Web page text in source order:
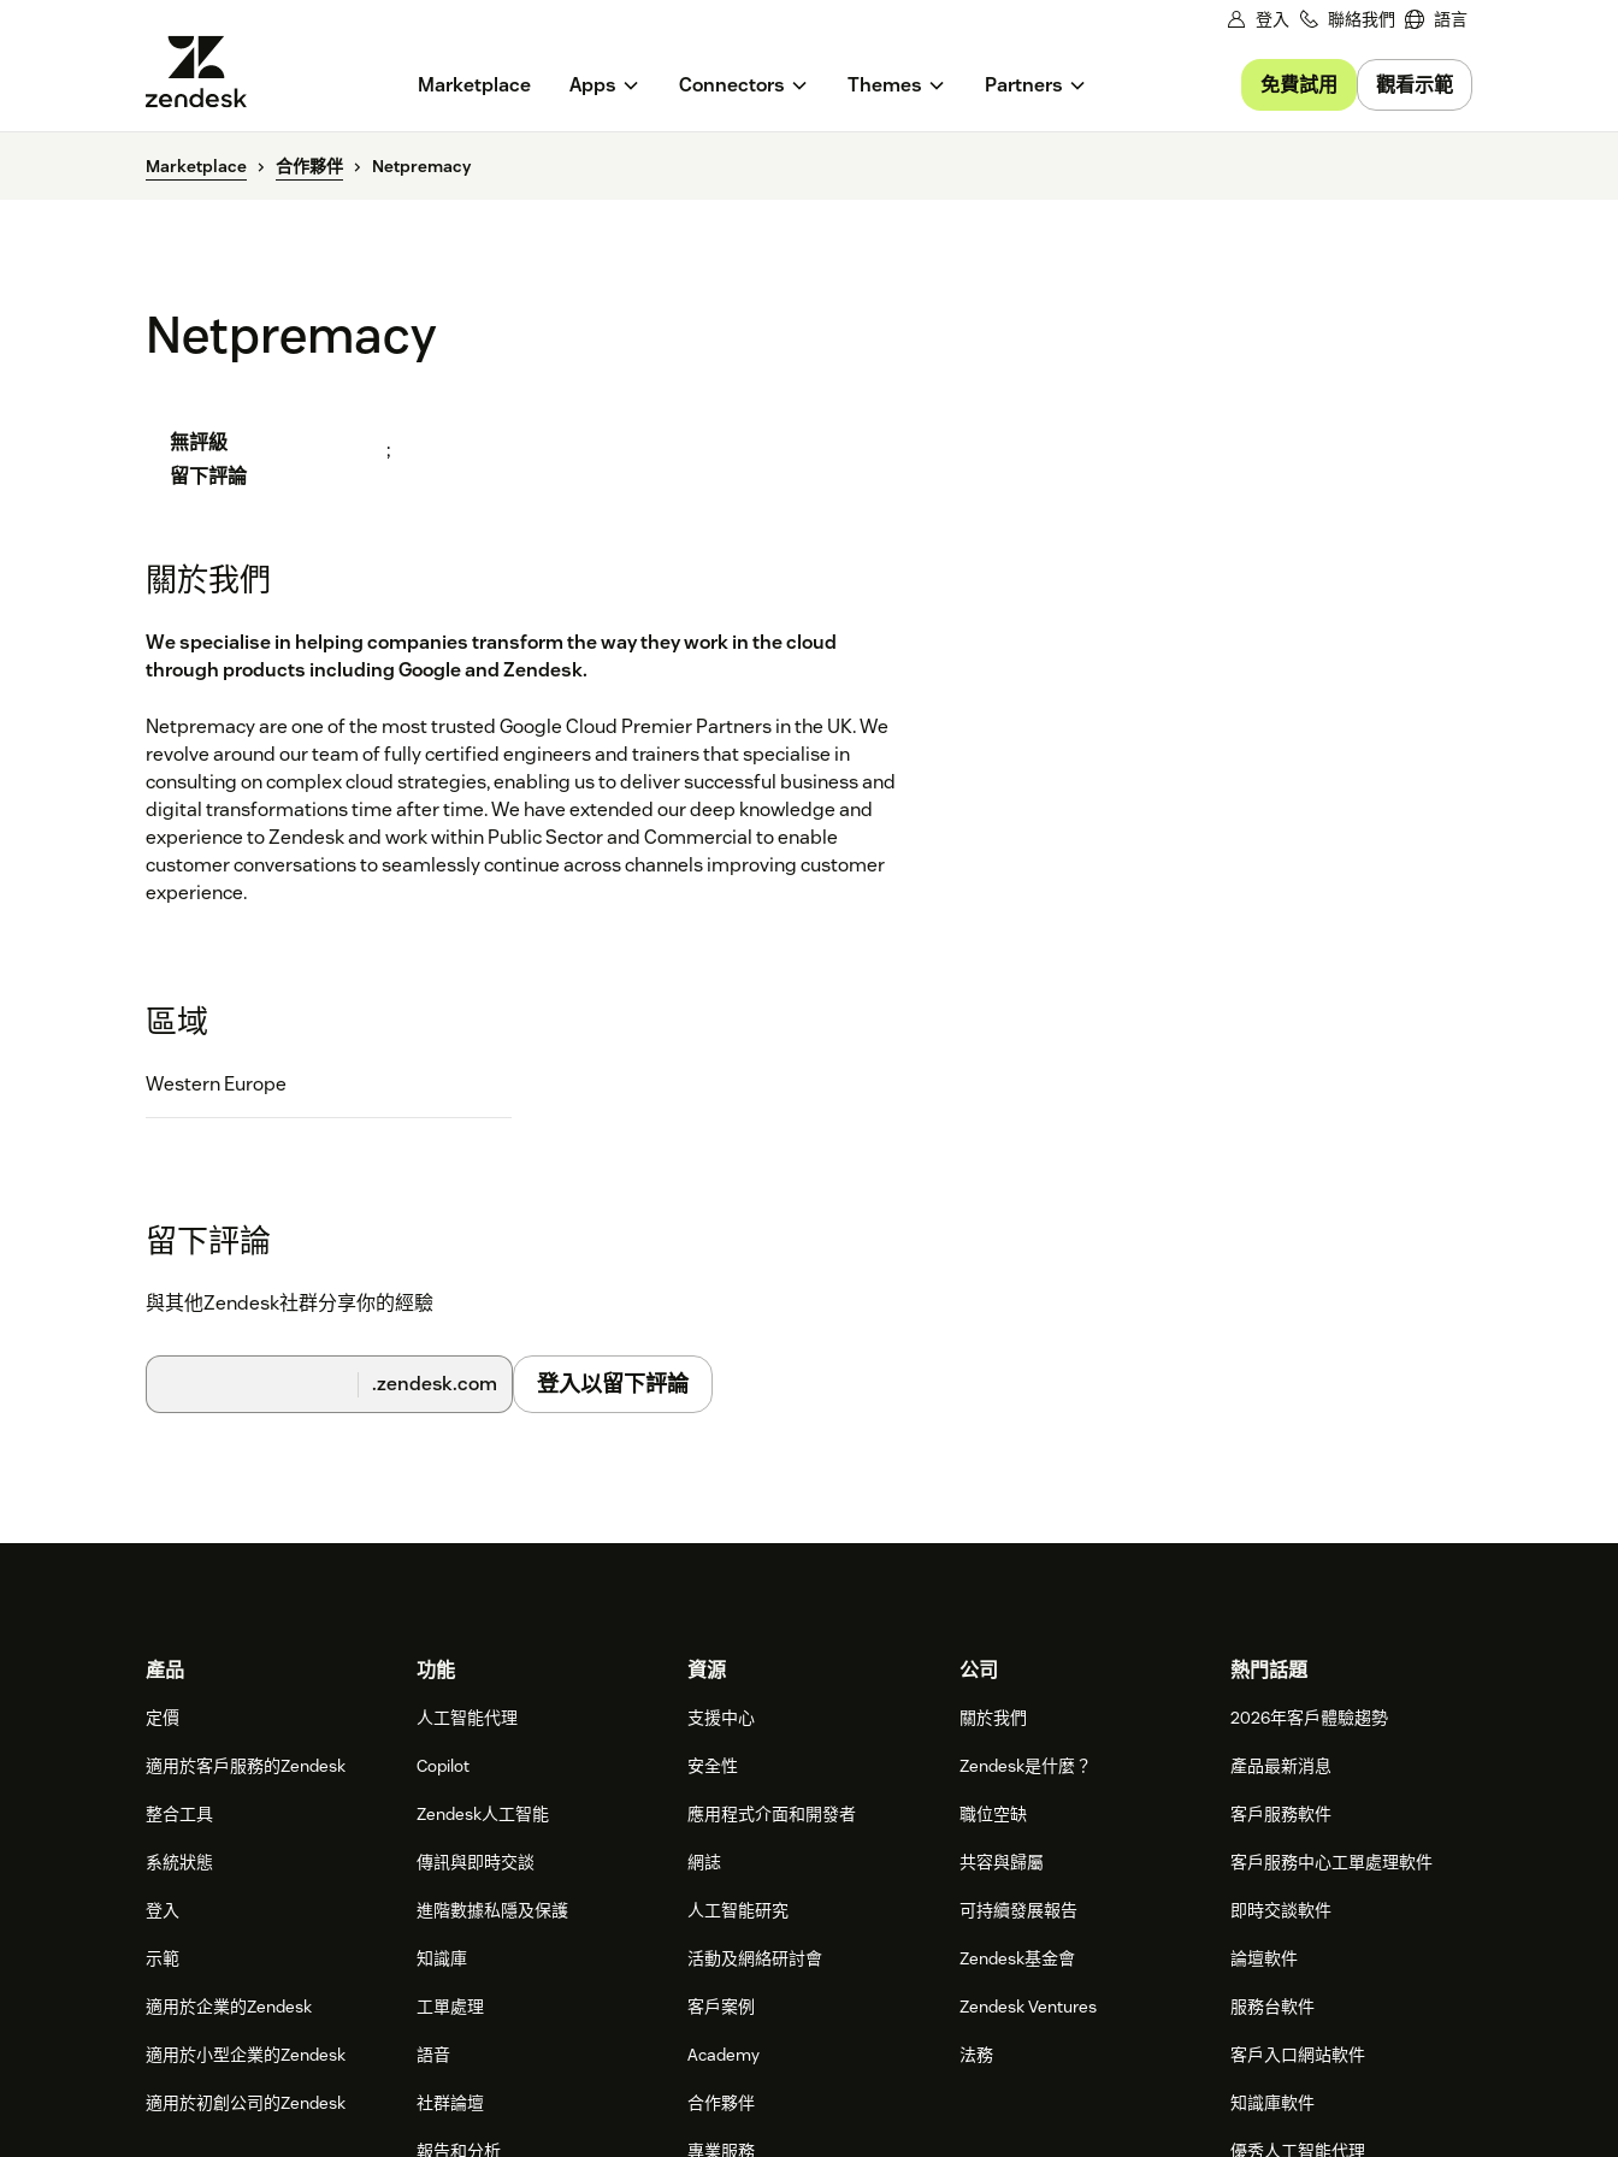
登入 聯絡我們 語言
Marketplace Apps Connectors Themes Partners 免費試用 觀看示範
Marketplace 合作夥伴 Netpremacy
Netpremacy
無評級
留下評論
;
關於我們
We specialise in helping companies transform the way they work in the cloud
through products including Google and Zendesk.
Netpremacy are one of the most trusted Google Cloud Premier Partners in the UK. We
revolve around our team of fully certified engineers and trainers that specialise in
consulting on complex cloud strategies, enabling us to deliver successful business and
digital transformations time after time. We have extended our deep knowledge and
experience to Zendesk and work within Public Sector and Commercial to enable
customer conversations to seamlessly continue across channels improving customer
experience.
區域
Western Europe
留下評論
與其他Zendesk社群分享你的經驗
.zendesk.com 登入以留下評論
Footer產品
定價
適用於客戶服務的Zendesk
整合工具
系統狀態
登入
示範
適用於企業的Zendesk
適用於小型企業的Zendesk
適用於初創公司的Zendesk
功能
人工智能代理
Copilot
Zendesk人工智能
傳訊與即時交談
進階數據私隱及保護
知識庫
工單處理
語音
社群論壇
報告和分析
資源
支援中心
安全性
應用程式介面和開發者
網誌
人工智能研究
活動及網絡研討會
客戶案例
Academy
合作夥伴
專業服務
公司
關於我們
Zendesk是什麼？
職位空缺
共容與歸屬
可持續發展報告
Zendesk基金會
Zendesk Ventures
法務
熱門話題
2026年客戶體驗趨勢
產品最新消息
客戶服務軟件
客戶服務中心工單處理軟件
即時交談軟件
論壇軟件
服務台軟件
客戶入口網站軟件
知識庫軟件
優秀人工智能代理